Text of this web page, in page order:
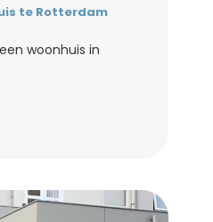
te Rotterdam
woonhuis in